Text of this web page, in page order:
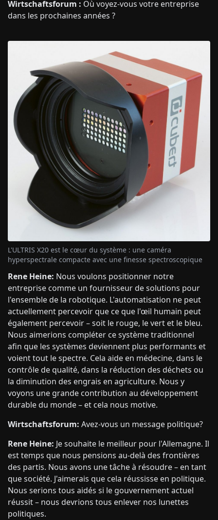
Wirtschaftsforum : Où voyez-vous votre entreprise
dans les prochaines années ?
L'ULTRIS X20 est le cœur du système : une caméra
hyperspectrale compacte avec une finesse spectroscopique
Rene Heine: Nous voulons positionner notre
entreprise comme un fournisseur de solutions pour
l'ensemble de la robotique. L'automatisation ne peut
actuellement percevoir que ce que l'œil humain peut
également percevoir – soit le rouge, le vert et le bleu.
Nous aimerions compléter ce système traditionnel
afin que les systèmes deviennent plus performants et
voient tout le spectre. Cela aide en médecine, dans le
contrôle de qualité, dans la réduction des déchets ou
la diminution des engrais en agriculture. Nous y
voyons une grande contribution au développement
durable du monde – et cela nous motive.
Wirtschaftsforum: Avez-vous un message politique?
Rene Heine: Je souhaite le meilleur pour l'Allemagne. Il
est temps que nous pensions au-delà des frontières
des partis. Nous avons une tâche à résoudre – en tant
que société. J'aimerais que cela réussisse en politique.
Nous serions tous aidés si le gouvernement actuel
réussit – nous devrions tous enlever nos lunettes
politiques.